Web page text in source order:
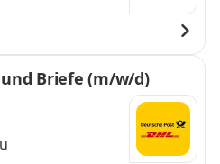
Briefe (m/w/d)